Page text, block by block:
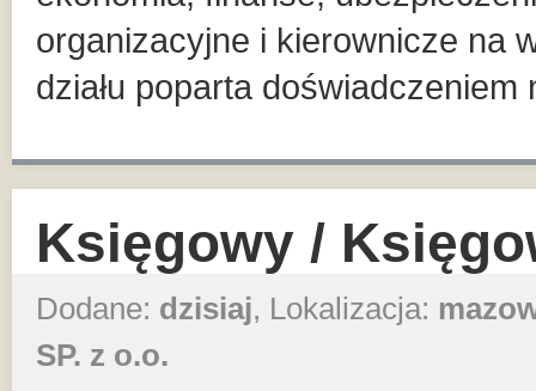
organizacyjne i kierownicze na
działu poparta
Księgowy /
Dodane: dzisiaj, Lokalizacja:
SP. z o.o.